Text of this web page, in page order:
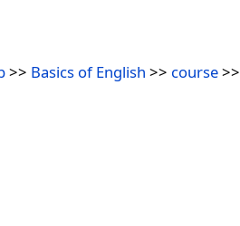
>> Basics of English >> course